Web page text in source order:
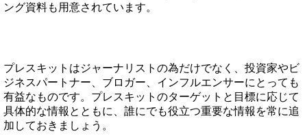
ング資料も用意されています。
プレスキットはジャーナリストの為だけでなく、投資家やビ
ジネスパートナー、ブロガー、インフルエンサーにとっても
有益なものです。プレスキットのターゲットと目標に応じて
具体的な情報とともに、誰にでも役立つ重要な情報を常に追
加しておきましょう。